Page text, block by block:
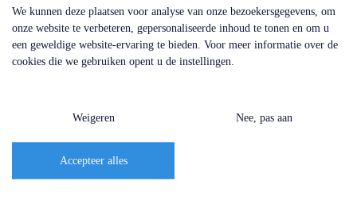
60%
60%
Achter
Max. aslast: 9.000 KG
We kunnen deze plaatsen voor analyse van onze bezoekersgegevens, om
onze website te verbeteren, gepersonaliseerde inhoud te tonen en om u
een geweldige website-ervaring te bieden. Voor meer informatie over de
cookies die we gebruiken opent u de instellingen.
Weigeren Nee, pas aan
Accepteer alles